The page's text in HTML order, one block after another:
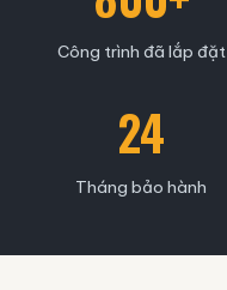
Công trình đã lắp đặt
24
Tháng bảo hành